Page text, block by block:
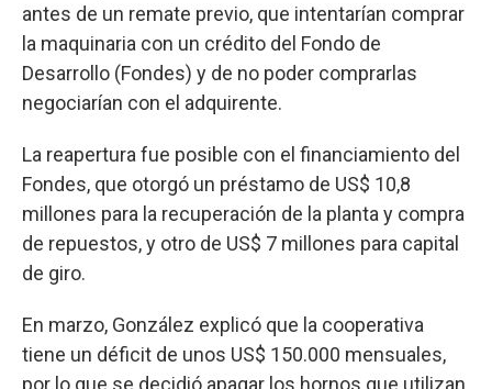
antes de un remate previo, que intentarían comprar
la maquinaria con un crédito del Fondo de
Desarrollo (Fondes) y de no poder comprarlas
negociarían con el adquirente.
La reapertura fue posible con el financiamiento del
Fondes, que otorgó un préstamo de US$ 10,8
millones para la recuperación de la planta y compra
de repuestos, y otro de US$ 7 millones para capital
de giro.
En marzo, González explicó que la cooperativa
tiene un déficit de unos US$ 150.000 mensuales,
por lo que se decidió apagar los hornos que utilizan